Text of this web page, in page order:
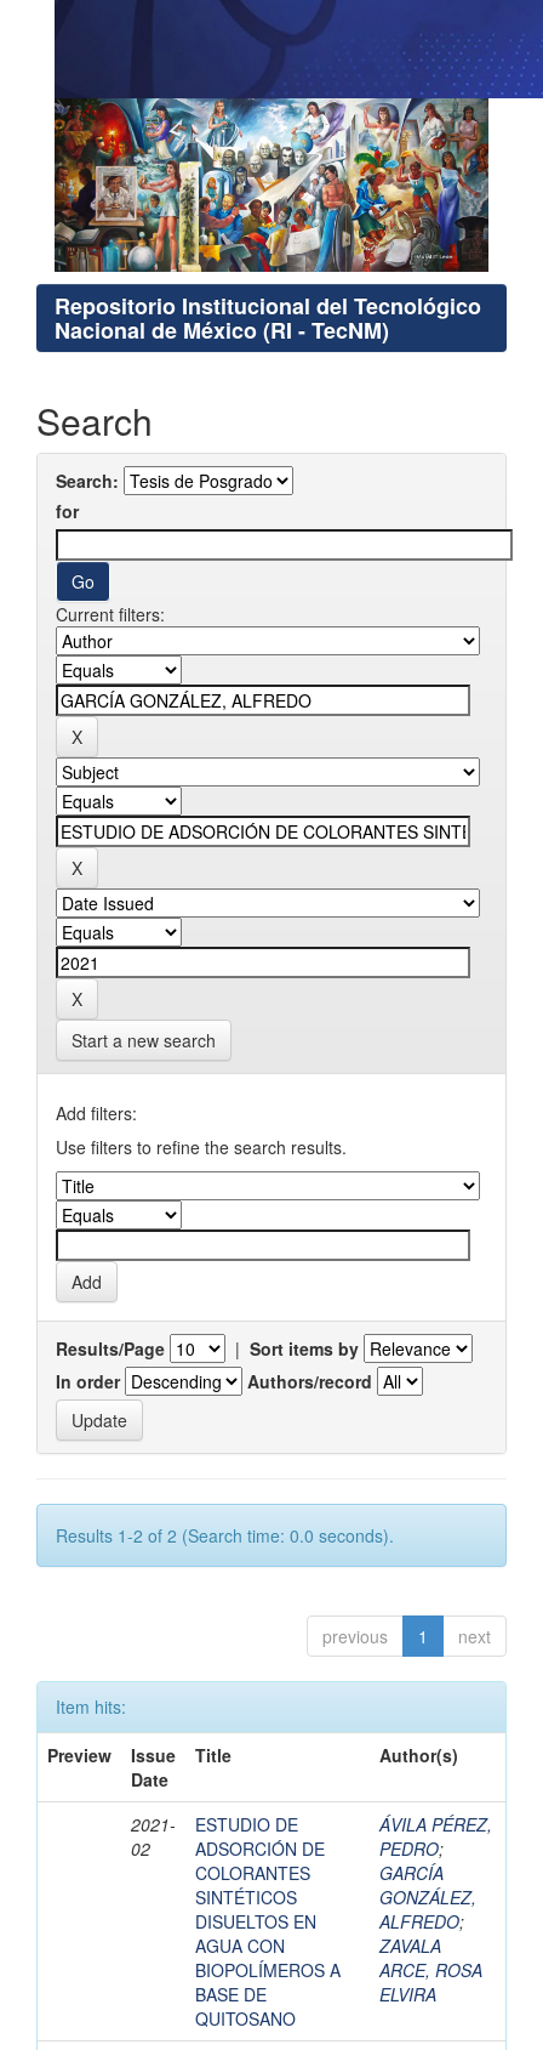
Repositorio Institucional del Tecnológico
Nacional de México (RI - TecNM)
Search
Search:
for
Current filters:
Start a new search
Add filters:
Use filters to refine the search results.
Results/Page | Sort items by
In order
Authors/record
Results 1-2 of 2 (Search time: 0.0 seconds).
previous 1 next
Item hits:
Preview
Issue
Date
Title Author(s)
2021-
02
ESTUDIO DE
ADSORCIÓN DE
COLORANTES
SINTÉTICOS
DISUELTOS EN
AGUA CON
BIOPOLÍMEROS A
BASE DE
QUITOSANO
ÁVILA PÉREZ,
PEDRO;
GARCÍA
GONZÁLEZ,
ALFREDO;
ZAVALA
ARCE, ROSA
ELVIRA